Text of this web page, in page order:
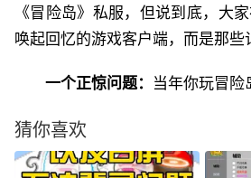
《冒险岛》私服，但说到底，大
唤起回忆的游戏客户端，而是那些
一个正惊问题： 当年你玩冒险
猜你喜欢